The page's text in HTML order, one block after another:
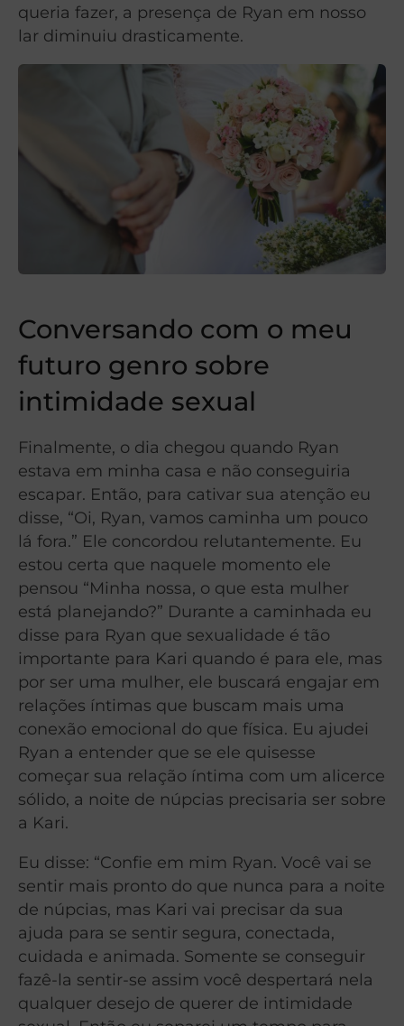
queria fazer, a presença de Ryan em nosso
lar diminuiu drasticamente.
Conversando com o meu
futuro genro sobre
intimidade sexual
Finalmente, o dia chegou quando Ryan
estava em minha casa e não conseguiria
escapar. Então, para cativar sua atenção eu
disse, “Oi, Ryan, vamos caminha um pouco
lá fora.” Ele concordou relutantemente. Eu
estou certa que naquele momento ele
pensou “Minha nossa, o que esta mulher
está planejando?” Durante a caminhada eu
disse para Ryan que sexualidade é tão
importante para Kari quando é para ele, mas
por ser uma mulher, ele buscará engajar em
relações íntimas que buscam mais uma
conexão emocional do que física. Eu ajudei
Ryan a entender que se ele quisesse
começar sua relação íntima com um alicerce
sólido, a noite de núpcias precisaria ser sobre
a Kari.
Eu disse: “Confie em mim Ryan. Você vai se
sentir mais pronto do que nunca para a noite
de núpcias, mas Kari vai precisar da sua
ajuda para se sentir segura, conectada,
cuidada e animada. Somente se conseguir
fazê-la sentir-se assim você despertará nela
qualquer desejo de querer de intimidade